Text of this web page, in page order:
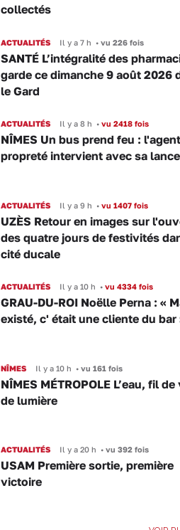
collectés
ACTUALITÉS Il y a 7 h •vu 226 fois
SANTÉ L’intégralité des
garde ce dimanche 9 août 2026
le Gard
ACTUALITÉS Il y a 8 h •vu 2418 fois
NÎMES Un bus prend feu :
propreté intervient avec sa lance
ACTUALITÉS Il y a 9 h •vu 1407 fois
UZÈS Retour en images sur
des quatre jours de festivités
cité ducale
ACTUALITÉS Il y a 10 h •vu 4334 fois
GRAU-DU-ROI Noëlle Perna : «
existé, c' était une cliente du bar
NÎMES Il y a 10 h •vu 161 fois
NÎMES MÉTROPOLE L’eau, fil de
de lumière
ACTUALITÉS Il y a 20 h •vu 392 fois
USAM Première sortie, première
victoire